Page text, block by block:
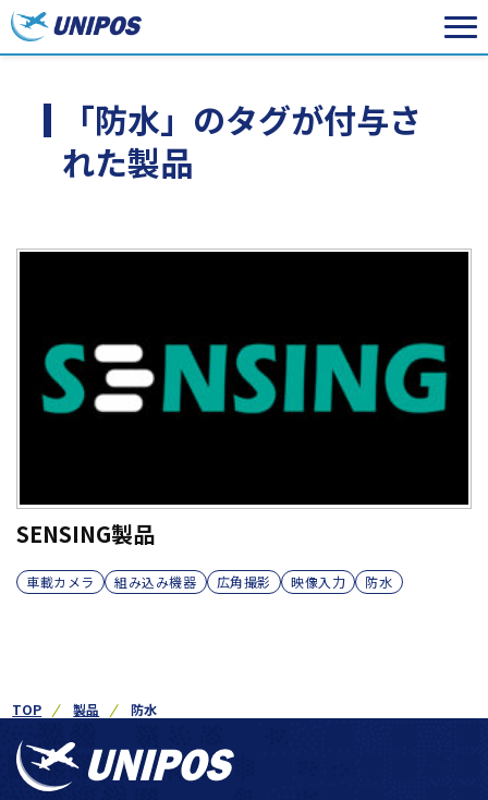
「防水」のタグが付与さ
れた製品
SENSING製品
車載カメラ 組み込み機器 広角撮影 映像入力 防水
TOP 製品 防水